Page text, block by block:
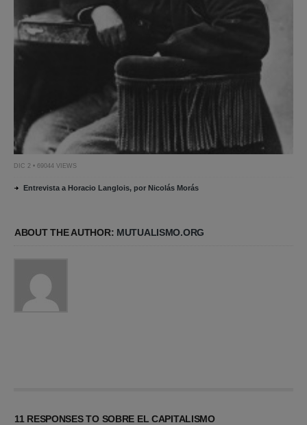
DIC 2 • 69044 VIEWS
Entrevista a Horacio Langlois, por Nicolás Morás
ABOUT THE AUTHOR: MUTUALISMO.ORG
11 RESPONSES TO SOBRE EL CAPITALISMO